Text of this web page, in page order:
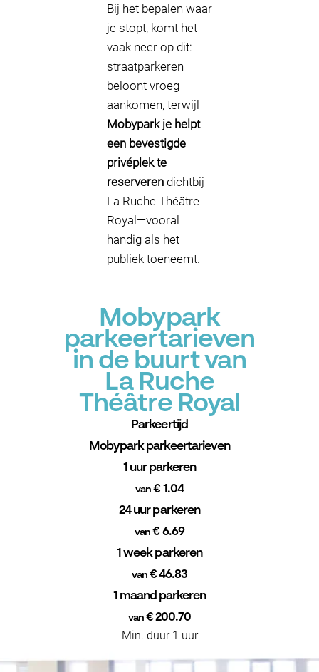
Bij het bepalen waar
je stopt, komt het
vaak neer op dit:
straatparkeren
beloont vroeg
aankomen, terwijl
Mobypark je helpt
een bevestigde
privéplek te
reserveren dichtbij
La Ruche Théâtre
Royal—vooral
handig als het
publiek toeneemt.
Mobypark
parkeertarieven
in de buurt van
La Ruche
Théâtre Royal
Parkeertijd
Mobypark parkeertarieven
1 uur parkeren
van € 1.04
24 uur parkeren
van € 6.69
1 week parkeren
van€ 46.83
1 maand parkeren
van€ 200.70
Min. duur 1 uur